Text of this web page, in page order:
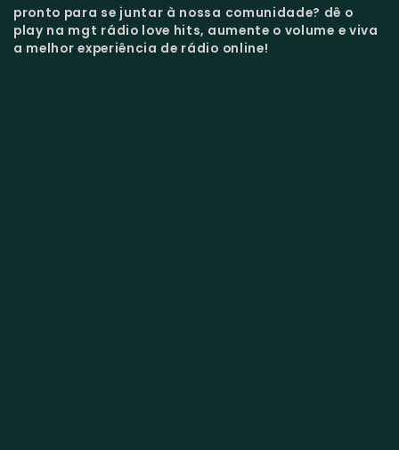
pronto para se juntar à nossa comunidade? dê o
play na mgt rádio love hits, aumente o volume e viva
a melhor experiência de rádio online!